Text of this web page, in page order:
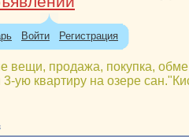
Войти Регистрация
вещи, продажа, покупка,
ую квартиру на озере